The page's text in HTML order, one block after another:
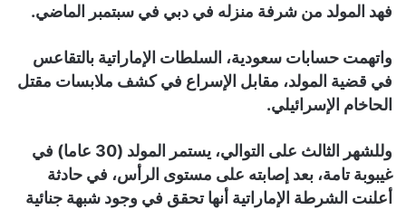
فهد المولد من شرفة منزله في دبي في سبتمبر الماضي.
واتهمت حسابات سعودية، السلطات الإماراتية بالتقاعس
في قضية المولد، مقابل الإسراع في كشف ملابسات مقتل
الحاخام الإسرائيلي.
وللشهر الثالث على التوالي، يستمر المولد (30 عاما) في
غيبوبة تامة، بعد إصابته على مستوى الرأس، في حادثة
أعلنت الشرطة الإماراتية أنها تحقق في وجود شبهة جنائية